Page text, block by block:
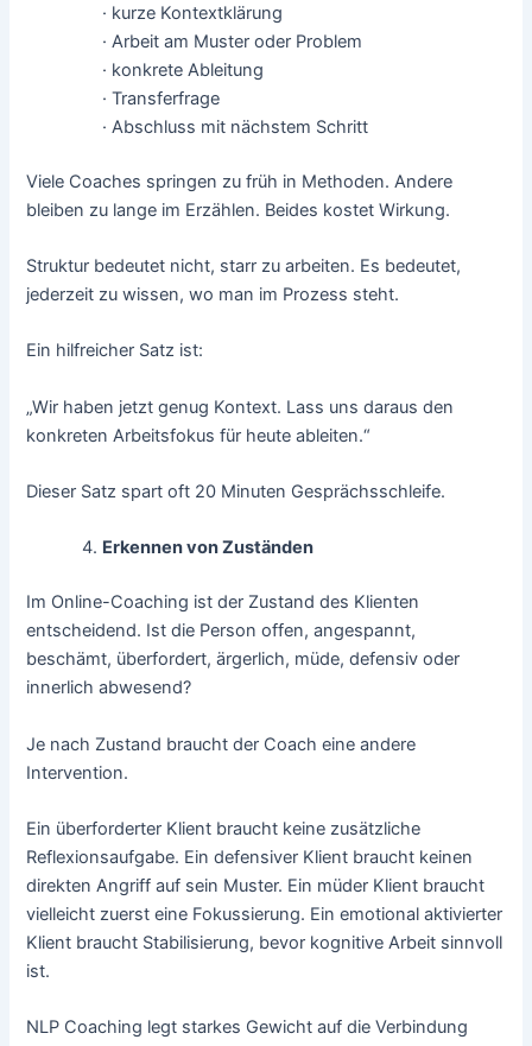
· kurze Kontextklärung
· Arbeit am Muster oder Problem
· konkrete Ableitung
· Transferfrage
· Abschluss mit nächstem Schritt
Viele Coaches springen zu früh in Methoden. Andere
bleiben zu lange im Erzählen. Beides kostet Wirkung.
Struktur bedeutet nicht, starr zu arbeiten. Es bedeutet,
jederzeit zu wissen, wo man im Prozess steht.
Ein hilfreicher Satz ist:
„Wir haben jetzt genug Kontext. Lass uns daraus den
konkreten Arbeitsfokus für heute ableiten.“
Dieser Satz spart oft 20 Minuten Gesprächsschleife.
Erkennen von Zuständen
Im Online-Coaching ist der Zustand des Klienten
entscheidend. Ist die Person offen, angespannt,
beschämt, überfordert, ärgerlich, müde, defensiv oder
innerlich abwesend?
Je nach Zustand braucht der Coach eine andere
Intervention.
Ein überforderter Klient braucht keine zusätzliche
Reflexionsaufgabe. Ein defensiver Klient braucht keinen
direkten Angriff auf sein Muster. Ein müder Klient braucht
vielleicht zuerst eine Fokussierung. Ein emotional aktivierter
Klient braucht Stabilisierung, bevor kognitive Arbeit sinnvoll
ist.
NLP Coaching legt starkes Gewicht auf die Verbindung